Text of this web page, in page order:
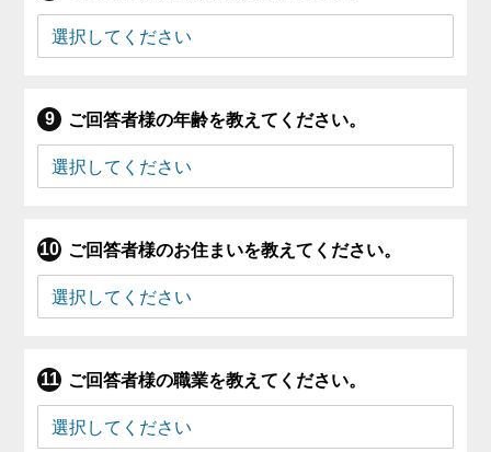
ご回答者様の年齢を教えてください。
ご回答者様のお住まいを教えてください。
ご回答者様の職業を教えてください。